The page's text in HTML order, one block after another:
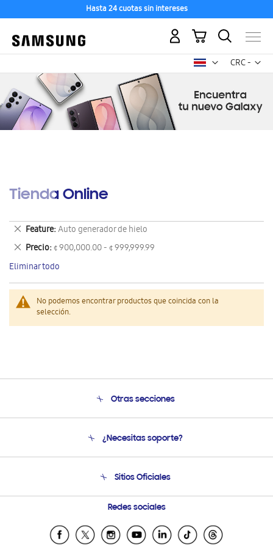
Hasta 24 cuotas sin intereses
CRC -
colón
Mi carrito
Tienda Online
No podemos encontrar productos que coincida con la
selección.
Feature Auto generador de hielo
Eliminar
este
artículo
Precio ¢ 900,000.00 - ¢ 999,999.99
Eliminar
este
artículo
Eliminar todo
Otras secciones
Soporte
Seguimiento de tu pedido
Condiciones de Compra
¿Necesitas soporte?
Soporte vía eMail
Preguntas Frecuentes
Sitios Oficiales
Samsung Costa Rica
Samsung Ecuador
Samsung El Salvador
Redes sociales